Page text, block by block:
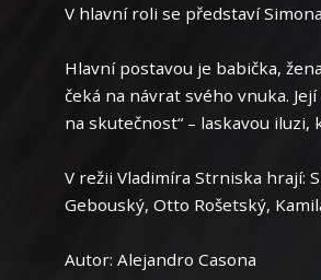
V hlavní roli se představí
Hlavní postavou je babička,
čeká na návrat svého vnuka.
na skutečnost“ – laskavou
V režii Vladimíra Strniska hrají:
Gebouský, Otto Rošetský,
Autor: Alejandro Casona